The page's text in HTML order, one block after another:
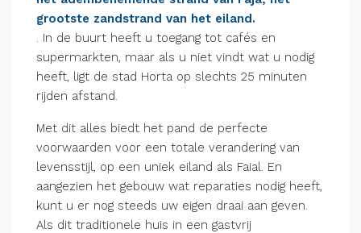
grootste zandstrand van het eiland.
. In de buurt heeft u toegang tot cafés en
supermarkten, maar als u niet vindt wat u nodig
heeft, ligt de stad Horta op slechts 25 minuten
rijden afstand.
Met dit alles biedt het pand de perfecte
voorwaarden voor een totale verandering van
levensstijl, op een uniek eiland als Faial. En
aangezien het gebouw wat reparaties nodig heeft,
kunt u er nog steeds uw eigen draai aan geven.
Als dit traditionele huis in een gastvrij